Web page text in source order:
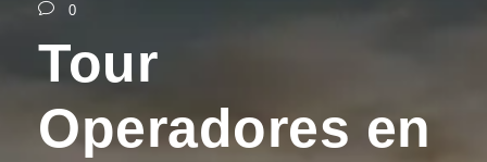
0
Tour
Operadores en